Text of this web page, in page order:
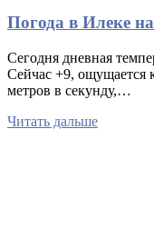
Погода в Илеке на
Сегодня дневная
Сейчас +9, ощущается
метров в секунду,…
Читать дальше